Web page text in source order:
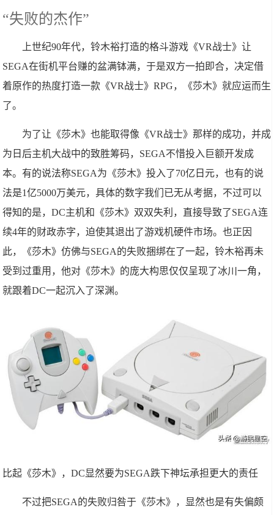
“失败的杰作”
上世纪90年代，铃木裕打造的格斗游戏《VR战士》让
SEGA在街机平台赚的盆满钵满，于是双方一拍即合，决定借
着原作的热度打造一款《VR战士》RPG，《莎木》就应运而生
了。
为了让《莎木》也能取得像《VR战士》那样的成功，并成
为日后主机大战中的致胜筹码，SEGA不惜投入巨额开发成
本。有的说法称SEGA为《莎木》投入了70亿日元，也有的说
法是1亿5000万美元，具体的数字我们已无从考据，不过可以
得知的是，DC主机和《莎木》双双失利，直接导致了SEGA连
续4年的财政赤字，迫使其退出了游戏机硬件市场。也正因
此，《莎木》仿佛与SEGA的失败捆绑在了一起，铃木裕再未
受到过重用，他对《莎木》的庞大构思仅仅呈现了冰川一角，
就跟着DC一起沉入了深渊。
比起《莎木》，DC显然要为SEGA跌下神坛承担更大的责任
不过把SEGA的失败归咎于《莎木》，显然也是有失偏颇